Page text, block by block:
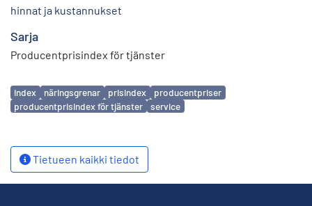
hinnat ja kustannukset
Sarja
Producentprisindex för tjänster
Avainsanat
index näringsgrenar prisindex
producentpriser
producentprisindex för tjänster
service
Tietueen kaikki tiedot